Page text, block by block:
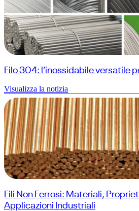
Filo 304: l’inossidabile versatile
Visualizza la notizia
Fili Non Ferrosi: Materiali,
Applicazioni Industriali